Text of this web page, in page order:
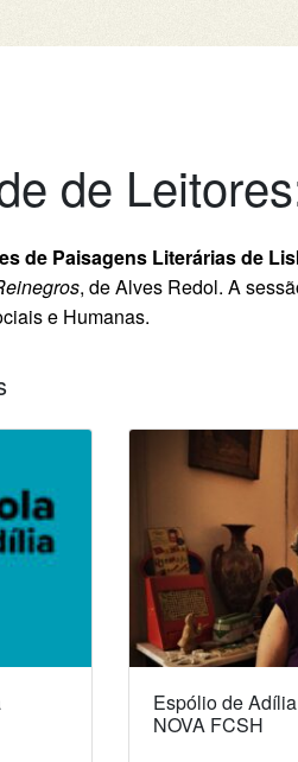
de
de Paisagens Literárias de
, de Alves Redol. A
e Humanas.
Espólio de
NOVA FCSH